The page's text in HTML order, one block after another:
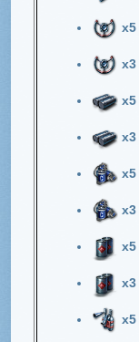
х5
х3
х5
х3
х5
х3
х5
х3
х5